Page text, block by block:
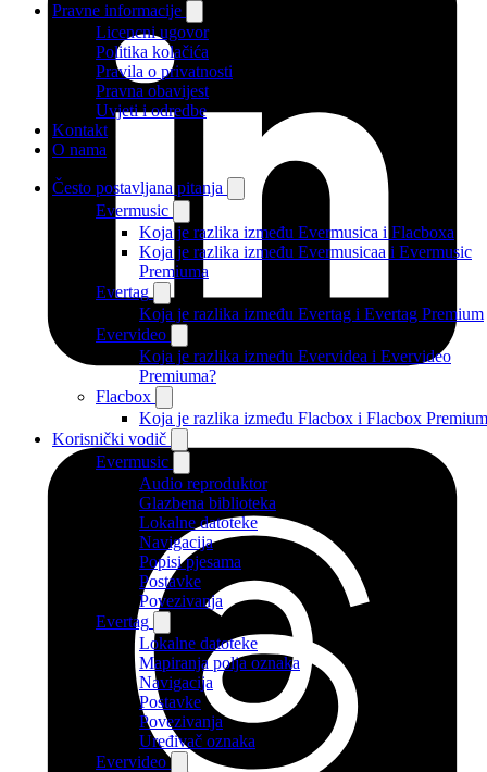
Pravne informacije
Licencni ugovor
Politika kolačića
Pravila o privatnosti
Pravna obavijest
Uvjeti i odredbe
Kontakt
O nama
Često postavljana pitanja
Evermusic
Koja je razlika između Evermusica i Flacboxa
Koja je razlika između Evermusicaa i Evermusic
Premiuma
Evertag
Koja je razlika između Evertag i Evertag Premium
Evervideo
Koja je razlika između Evervidea i Evervideo
Premiuma?
Flacbox
Koja je razlika između Flacbox i Flacbox
Korisnički vodič
Evermusic
Audio reproduktor
Glazbena biblioteka
Lokalne datoteke
Navigacija
Popisi pjesama
Postavke
Povezivanja
Evertag
Lokalne datoteke
Mapiranja polja oznaka
Navigacija
Postavke
Povezivanja
Uređivač oznaka
Evervideo